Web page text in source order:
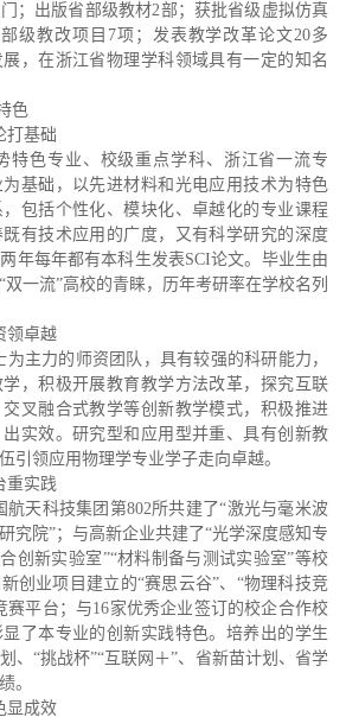
；出版省部级教材2部；获批省级虚拟仿真
级教改项目7项；发表教学改革论文20多
，在浙江省物理学科领域具有一定的知名
色
基础
色专业、校级重点学科、浙江省一流专
基础，以先进材料和光电应用技术为特色
包括个性化、模块化、卓越化的专业课程
有技术应用的广度，又有科学研究的深度
年每年都有本科生发表SCI论文。毕业生由
一流”高校的青睐，历年考研率在学校名列
卓越
力的师资团队，具有较强的科研能力，
，积极开展教育教学方法改革，探究互联
叉融合式教学等创新教学模式，积极推进
实效。研究型和应用型并重、具有创新教
引领应用物理学专业学子走向卓越。
实践
科技集团第802所共建了“激光与毫米波
究院”；与高新企业共建了“光学深度感知专
创新实验室”“材料制备与测试实验室”等校
创业项目建立的“赛思云谷”、“物理科技竞
赛平台；与16家优秀企业签订的校企合作校
了本专业的创新实践特色。培养出的学生
、“挑战杯”“互联网＋”、省新苗计划、省学
。
成效